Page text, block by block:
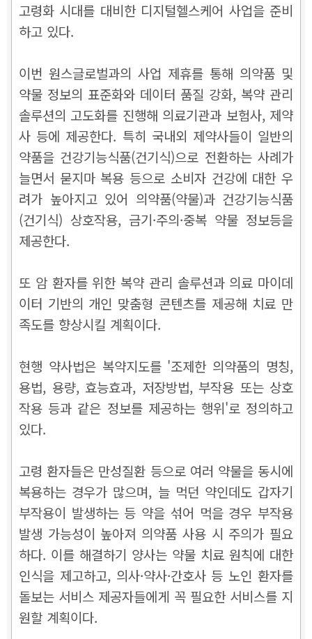
고령화 시대를 대비한 디지털헬스케어 사업을 준비
하고 있다.
이번 원스글로벌과의 사업 제휴를 통해 의약품 및
약물 정보의 표준화와 데이터 품질 강화, 복약 관리
솔루션의 고도화를 진행해 의료기관과 보험사, 제약
사 등에 제공한다. 특히 국내외 제약사들이 일반의
약품을 건강기능식품(건기식)으로 전환하는 사례가
늘면서 묻지마 복용 등으로 소비자 건강에 대한 우
려가 높아지고 있어 의약품(약물)과 건강기능식품
(건기식) 상호작용, 금기·주의·중복 약물 정보등을
제공한다.
또 암 환자를 위한 복약 관리 솔루션과 의료 마이데
이터 기반의 개인 맞춤형 콘텐츠를 제공해 치료 만
족도를 향상시킬 계획이다.
현행 약사법은 복약지도를 '조제한 의약품의 명칭,
용법, 용량, 효능효과, 저장방법, 부작용 또는 상호
작용 등과 같은 정보를 제공하는 행위'로 정의하고
있다.
고령 환자들은 만성질환 등으로 여러 약물을 동시에
복용하는 경우가 많으며, 늘 먹던 약인데도 갑자기
부작용이 발생하는 등 약을 섞어 먹을 경우 부작용
발생 가능성이 높아져 의약품 사용 시 주의가 필요
하다. 이를 해결하기 양사는 약물 치료 원칙에 대한
인식을 제고하고, 의사·약사·간호사 등 노인 환자를
돌보는 서비스 제공자들에게 꼭 필요한 서비스를 지
원할 계획이다.